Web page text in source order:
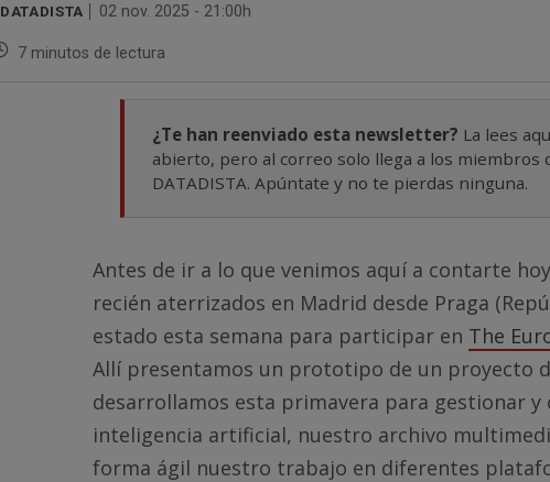
DATADISTA 02 nov. 2025 - 21:00h
7 minutos de lectura
¿Te han reenviado esta newsletter? La lees
abierto, pero al correo solo llega a los miembros
DATADISTA. Apúntate y no te pierdas ninguna.
Antes de ir a lo que venimos aquí a contarte
recién aterrizados en Madrid desde Praga
estado esta semana para participar en The
Allí presentamos un prototipo de un proyecto
desarrollamos esta primavera para gestionar y
inteligencia artificial, nuestro archivo
forma ágil nuestro trabajo en diferentes